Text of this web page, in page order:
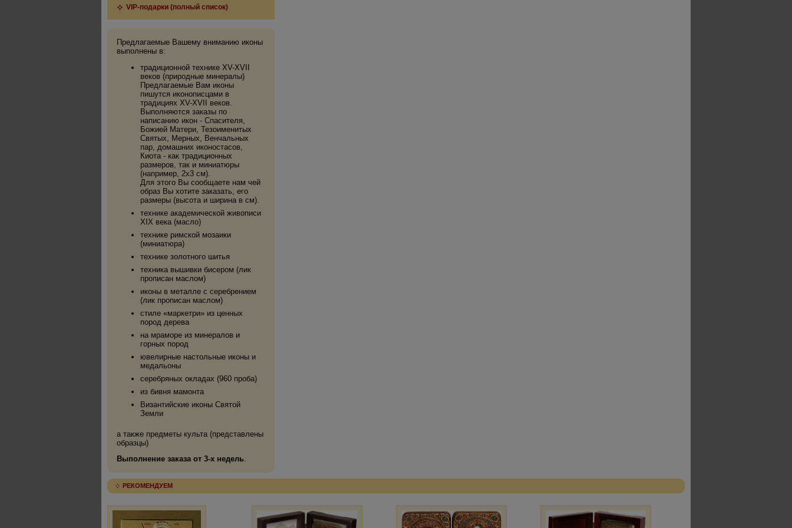
VIP-подарки (полный список)
Предлагаемые Вашему вниманию иконы
выполнены в:
традиционной технике XV-XVII
веков (природные минералы)
Предлагаемые Вам иконы
пишутся иконописцами в
традициях XV-XVII веков.
Выполняются заказы по
написанию икон - Спасителя,
Божией Матери, Тезоименитых
Святых, Мерных, Венчальных
пар, домашних иконостасов,
Киота - как традиционных
размеров, так и миниатюры
(например, 2х3 см).
Для этого Вы сообщаете нам чей
образ Вы хотите заказать, его
размеры (высота и ширина в см).
технике академической живописи
XIX века (масло)
технике римской мозаики
(миниатюра)
технике золотного шитья
техника вышивки бисером (лик
прописан маслом)
иконы в металле с серебрением
(лик прописан маслом)
стиле «маркетри» из ценных
пород дерева
на мраморе из минералов и
горных пород
ювелирные настольные иконы и
медальоны
серебряных окладах (960 проба)
из бивня мамонта
Византийские иконы Святой
Земли
а также предметы культа (представлены
образцы)
Выполнение заказа от 3-х недель.
РЕКОМЕНДУЕМ